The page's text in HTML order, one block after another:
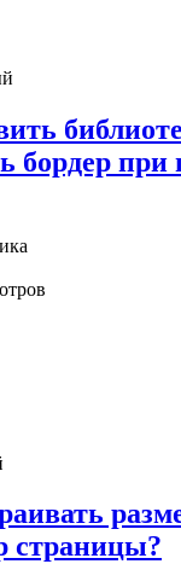
бордер при
страницы?